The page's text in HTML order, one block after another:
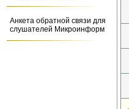
Анкета обратной связи для
слушателей Микроинформ